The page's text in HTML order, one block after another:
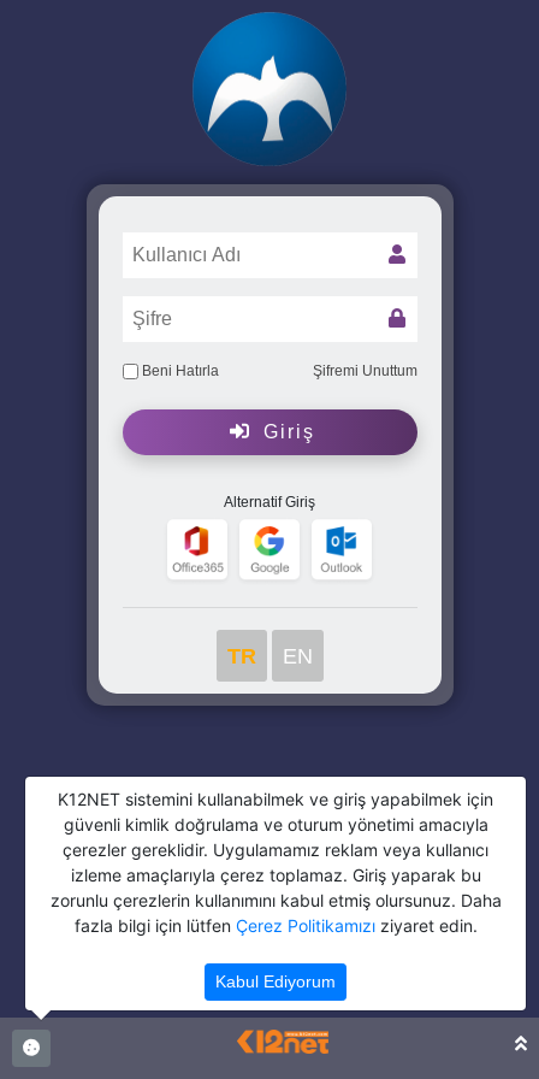
Beni Hatırla Şifremi Unuttum
Giriş
Alternatif Giriş
TR EN
K12NET sistemini kullanabilmek ve giriş yapabilmek için
güvenli kimlik doğrulama ve oturum yönetimi amacıyla
çerezler gereklidir. Uygulamamız reklam veya kullanıcı
izleme amaçlarıyla çerez toplamaz. Giriş yaparak bu
zorunlu çerezlerin kullanımını kabul etmiş olursunuz. Daha
fazla bilgi için lütfen Çerez Politikamızıziyaret edin.
Kabul Ediyorum